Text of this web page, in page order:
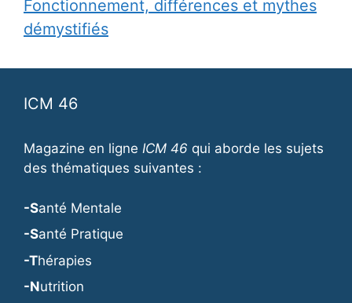
Fonctionnement, différences et mythes
démystifiés
ICM 46
Magazine en ligne ICM 46 qui aborde les sujets
des thématiques suivantes :
-Santé Mentale
-Santé Pratique
-Thérapies
-Nutrition